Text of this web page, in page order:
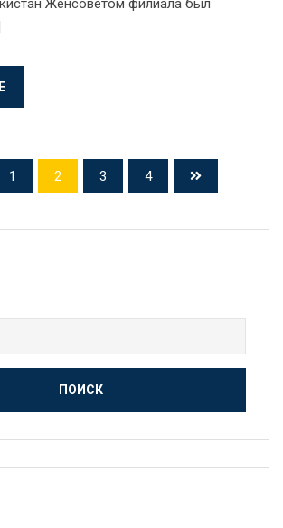
Женсоветом филиала был
1 2 3 4